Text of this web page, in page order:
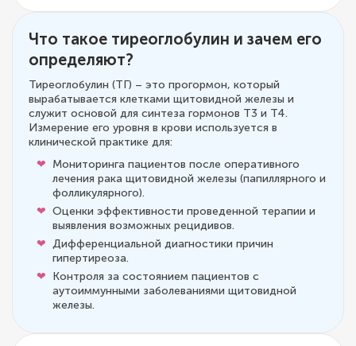
Что такое тиреоглобулин и зачем его
определяют?
Тиреоглобулин (ТГ) – это прогормон, который
вырабатывается клетками щитовидной железы и
служит основой для синтеза гормонов Т3 и Т4.
Измерение его уровня в крови используется в
клинической практике для:
Мониторинга пациентов после оперативного
лечения рака щитовидной железы (папиллярного и
фолликулярного).
Оценки эффективности проведенной терапии и
выявления возможных рецидивов.
Дифференциальной диагностики причин
гипертиреоза.
Контроля за состоянием пациентов с
аутоиммунными заболеваниями щитовидной
железы.